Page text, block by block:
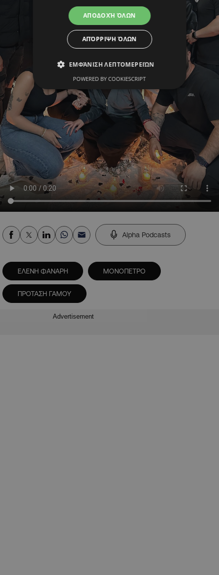
Alpha Podcasts
ΕΛΕΝΗ ΦΑΝΑΡΗ ΜΟΝΟΠΕΤΡΟ
ΠΡΟΤΑΣΗ ΓΑΜΟΥ
Advertisement
ΑΠΟΔΟΧΉ ΌΛΩΝ
ΑΠΌΡΡΙΨΗ ΌΛΩΝ
ΕΜΦΆΝΙΣΗ ΛΕΠΤΟΜΕΡΕΙΏΝ
POWERED BY COOKIESCRIPT